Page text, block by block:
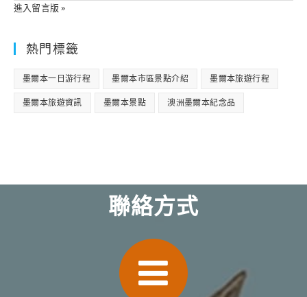
進入留言版 »
熱門標籤
墨爾本一日游行程 墨爾本市區景點介紹 墨爾本旅遊行程
墨爾本旅遊資訊 墨爾本景點 澳洲墨爾本紀念品
聯絡方式